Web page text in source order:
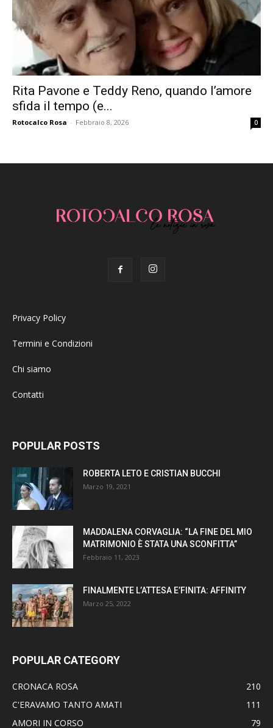
Rita Pavone e Teddy Reno, quando l’amore
sfida il tempo (e...
Rotocalco Rosa - Febbraio 8, 2026 0
Privacy Policy
Termini e Condizioni
Chi siamo
Contatti
POPULAR POSTS
ROBERTA LETO E CRISTIAN BUCCHI
Marzo 19, 2021
MADDALENA CORVAGLIA: “LA FINE DEL MIO
MATRIMONIO È STATA UNA SCONFITTA”
Febbraio 11, 2023
FINALMENTE L’ATTESA E’FINITA: AFFINITY
Marzo 25, 2022
POPULAR CATEGORY
CRONACA ROSA
210
C'ERAVAMO TANTO AMATI
111
AMORI IN CORSO
79